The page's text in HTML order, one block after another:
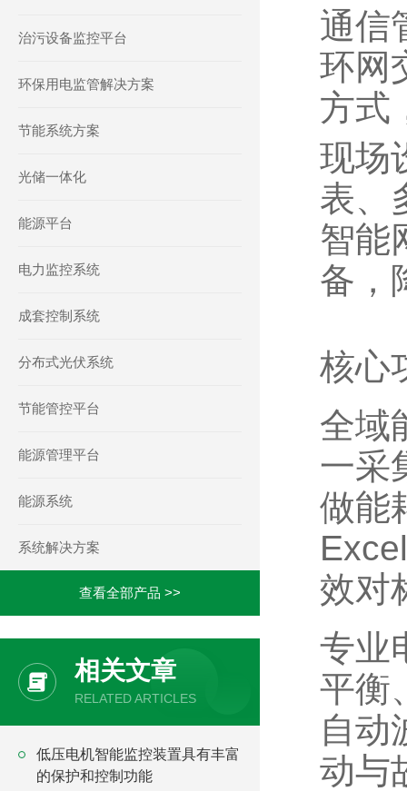
治污设备监控平台
环保用电监管解决方案
节能系统方案
光储一体化
能源平台
电力监控系统
成套控制系统
分布式光伏系统
节能管控平台
能源管理平台
能源系统
系统解决方案
查看全部产品 >>
相关文章
RELATED ARTICLES
低压电机智能监控装置具有丰富
的保护和控制功能
通信
环网
方式
现场
表、
智能
备，
核心
全域
一采
做能
效对
专业
平衡
自动
动与